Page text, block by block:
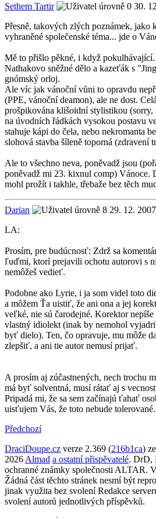
Sethem Tartir
30.
Přesně, takových zlých poznámek, jako
vyhraněné společenské téma... jde o
Mě to přišlo pěkné, i když
Nathakovo sněžné dělo a kazeťák s
gnómský orloj.
Ale víc jak vánoční vůni to opravdu
(PPE, vánoční deamon), ale ne dost.
prošpikována klišoidní stylistikou
na úvodních řádkách vysokou postavu
stahuje kápi do čela, nebo nekromanta
slohová stavba šíleně toporná (zdravení
Ale to všechno neva, poněvadž jsou
poněvadž mi 23. kixnul comp) Vánoce.
mohl prožít i takhle, třebaže bez těch
Darian
29. 12.
LA:
Prosím, pre budúcnosť: Zdrž sa
ľuďmi, ktorí prejavili ochotu autorovi s
nemôžeš vedieť.
Podobne ako Lyrie, i ja som videl toto
a môžem Ťa uistiť, že ani ona a jej
veľké, nie sú čarodejné. Korektor
vlastný idiolekt (inak by nemohol
byť dielo). Ten, čo opravuje, mu môže
zlepšiť, a ani tie autor nemusí prijať.
A prosím aj zúčastnených, nech trochu
má byť solventná, musí rátať aj s
Pripadá mi, že sa sem začínajú ťahať
uisťujem Vás, že toto nebude tolerované.
Předchozí
DraciDoupe.cz verze 2.369 (216b1ca)
2026 Almad a ostatní přispěvatelé. DrD,
ochranné známky společnosti ALTAR.
Žádná část těchto stránek nesmí být
jinak využita bez svolení Redakce
svolení autorů jednotlivých příspěvků.